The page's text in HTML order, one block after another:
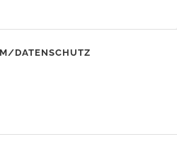
DATENSCHUTZ